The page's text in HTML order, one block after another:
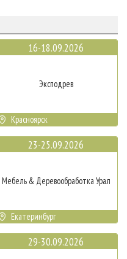
16-18.09.2026
Эксподрев
Красноярск
23-25.09.2026
Мебель & Деревообработка Урал
Екатеринбург
29-30.09.2026